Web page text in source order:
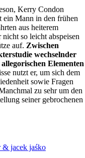
Kerry Condon
ein Mann in den frühen
aus heiterem
so leicht abspeisen
auf. Zwischen
wechselnder
Elementen
nutzt er, um sich dem
sowie Fragen
zu sehr um den
seiner gebrochenen
& jacek jaśko